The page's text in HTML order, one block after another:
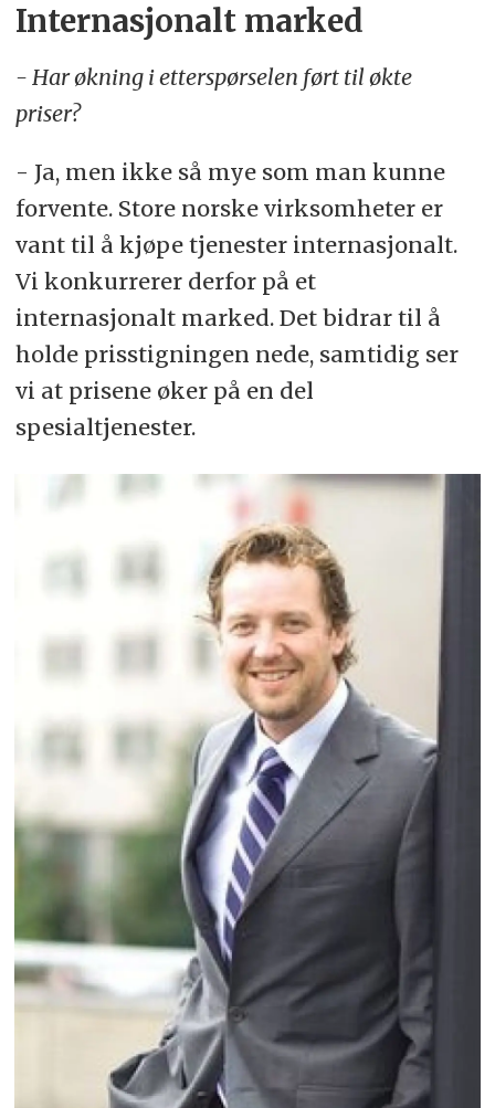
Internasjonalt marked
- Har økning i etterspørselen ført til økte
priser?
- Ja, men ikke så mye som man kunne
forvente. Store norske virksomheter er
vant til å kjøpe tjenester internasjonalt.
Vi konkurrerer derfor på et
internasjonalt marked. Det bidrar til å
holde prisstigningen nede, samtidig ser
vi at prisene øker på en del
spesialtjenester.